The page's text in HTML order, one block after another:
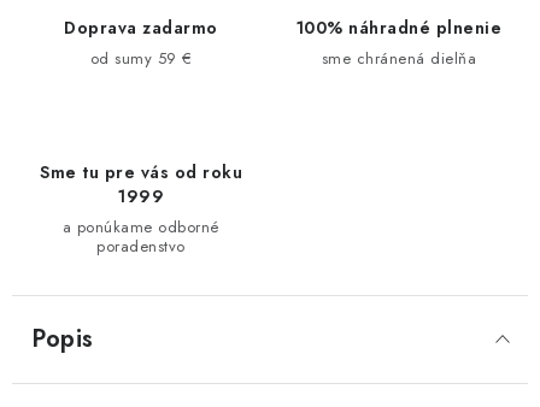
Doprava zadarmo
od sumy 59 €
100% náhradné plnenie
sme chránená dielňa
Sme tu pre vás od roku
1999
a ponúkame odborné
poradenstvo
Popis